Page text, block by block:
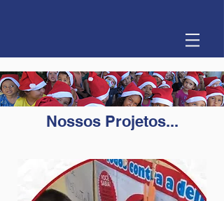
Nossos Projetos...